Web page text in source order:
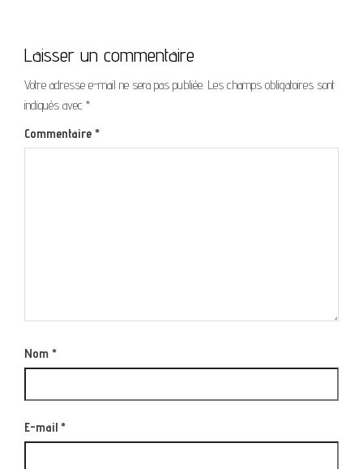
Laisser un commentaire
Votre adresse e-mail ne sera pas publiée. Les champs obligatoires sont
indiqués avec *
Commentaire *
Nom *
E-mail *